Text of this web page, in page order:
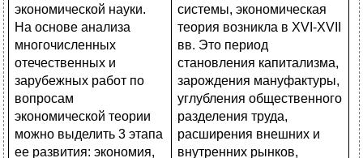
системы, экономическая
теория возникла в XVI-XVII
вв. Это период
становления капитализма,
зарождения мануфактуры,
углубления общественного
разделения труда,
расширения внешних и
внутренних рынков,